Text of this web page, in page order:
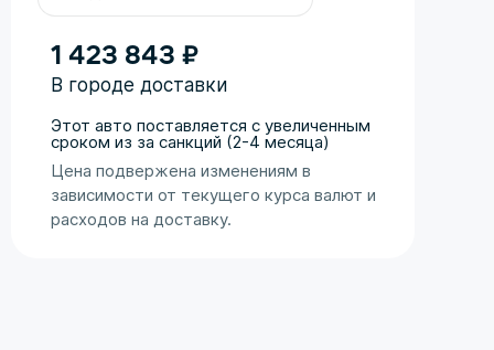
1 423 843 ₽
В городе доставки
Этот авто поставляется с увеличенным
сроком из за санкций (2-4 месяца)
Цена подвержена изменениям в
зависимости от текущего курса валют и
расходов на доставку.